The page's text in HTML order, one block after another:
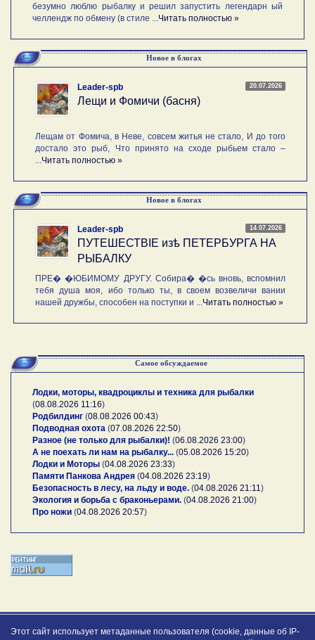
безумно люблю рыбалку и решил запустить легендарн ый
челлендж по обмену (в стиле ... Читать полностью »
Новое в блогах
20.07.2026
Leader-spb
Лещи и Фомичи (басня)
Лещам от Фомича, в Неве, совсем житья не стало, И до того
достало это рыб, Что принято на сходе рыбьем стало –
Читать полностью »
Новое в блогах
14.07.2026
Leader-spb
ПУТЕШЕСТВIE изѣ ПЕТЕРБУРГА НА
РЫБАЛКУ
ПРЕ� �ЮБИМОМУ ДРУГУ. Собира� �сь вновь, вспомнил
тебя душа моя, ибо только ты, в своем возвеличи вании
нашей дружбы, способен на поступки и ... Читать полностью »
Самое обсуждаемое
Лодки, моторы, квадроциклы и техника для рыбалки
(08.08.2026 11:16)
Родбилдинг (08.08.2026 00:43)
Подводная охота (07.08.2026 22:50)
Разное (не только для рыбалки)! (06.08.2026 23:00)
А не поехать ли нам на рыбалку... (05.08.2026 15:20)
Лодки и Моторы (04.08.2026 23:33)
Памяти Панкова Андрея (04.08.2026 23:19)
Безопасность в лесу, на льду и воде. (04.08.2026 21:11 )
Экология и борьба с браконьерами. (04.08.2026 21:00)
Про ножи (04.08.2026 20:57)
Этот сайт использует метаданные пользователя (cookie, данные об IP-